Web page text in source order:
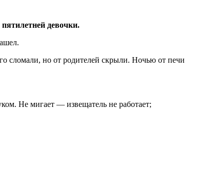
девочки.
сломали, но от родителей скрыли. Ночью от печи
Не мигает — извещатель не работает;